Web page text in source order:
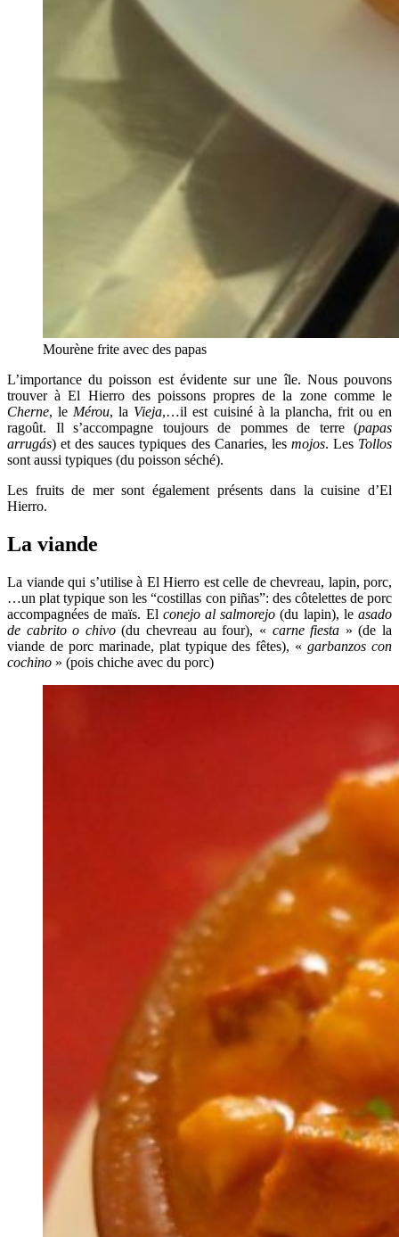
Mourène frite avec des papas
L’importance du poisson est évidente sur une île. Nous pouvons
trouver à El Hierro des poissons propres de la zone comme le
Cherne, leMérou, la Vieja,…il est cuisiné à la plancha, frit ou en
ragoût. Il s’accompagne toujours de pommes de terre (papas
arrugás) et des sauces typiques des Canaries, les mojos. Les Tollos
sont aussi typiques (du poisson séché).
Les fruits de mer sont également présents dans la cuisine d’El
Hierro.
La viande
La viande qui s’utilise à El Hierro est celle de chevreau, lapin, porc,
…un plat typique son les “costillas con piñas”: des côtelettes de porc
accompagnées de maïs. El conejo al salmorejo(du lapin), leasado
de cabrito o chivo(du chevreau au four), « carne fiesta » (de la
viande de porc marinade, plat typique des fêtes), «garbanzos con
cochino » (pois chiche avec du porc)